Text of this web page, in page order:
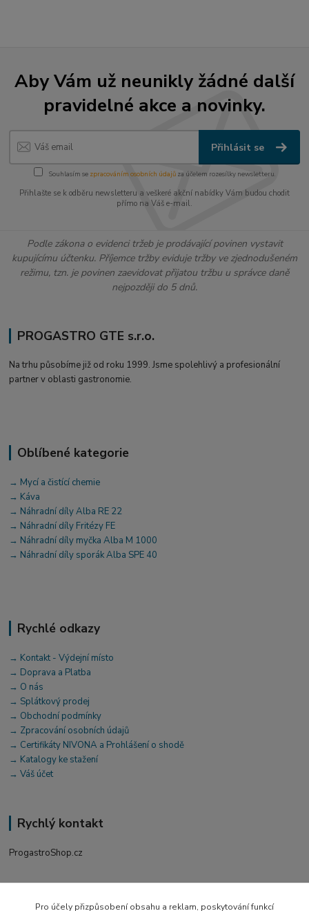
Aby Vám už neunikly žádné další
pravidelné akce a novinky.
Přihlásit se
Souhlasím se zpracováním osobních údajůza účelem rozesílky newsletteru.
Přihlašte se k odběru newsletteru a veškeré akční nabídky Vám budou chodit
přímo na Váš e-mail.
Podle zákona o evidenci tržeb je prodávající povinen vystavit
kupujícímu účtenku. Příjemce tržby eviduje tržby ve zjednodušeném
režimu, tzn. je povinen zaevidovat přijatou tržbu u správce daně
nejpozději do 5 dnů.
PROGASTRO GTE s.r.o.
Na trhu působíme již od roku 1999. Jsme spolehlivý a profesionální
partner v oblasti gastronomie.
Oblíbené kategorie
→ Mycí a čistící chemie
→ Káva
→ Náhradní díly Alba RE 22
→ Náhradní díly Fritézy FE
→ Náhradní díly myčka Alba M 1000
→ Náhradní díly sporák Alba SPE 40
Rychlé odkazy
→ Kontakt - Výdejní místo
→ Doprava a Platba
→ O nás
→ Splátkový prodej
→ Obchodní podmínky
→ Zpracování osobních údajů
→ Certifikáty NIVONA a Prohlášení o shodě
→ Katalogy ke stažení
→ Váš účet
Rychlý kontakt
ProgastroShop.cz
+420 519 411 299
Po-Pá 7-16 hod
Pro účely přizpůsobení obsahu a reklam, poskytování funkcí